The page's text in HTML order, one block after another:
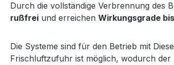
Durch die vollständige Verbrennung des
rußfrei und erreichen Wirkungsgrade
Die Systeme sind für den Betrieb mit
Frischluftzufuhr ist möglich, wodurch